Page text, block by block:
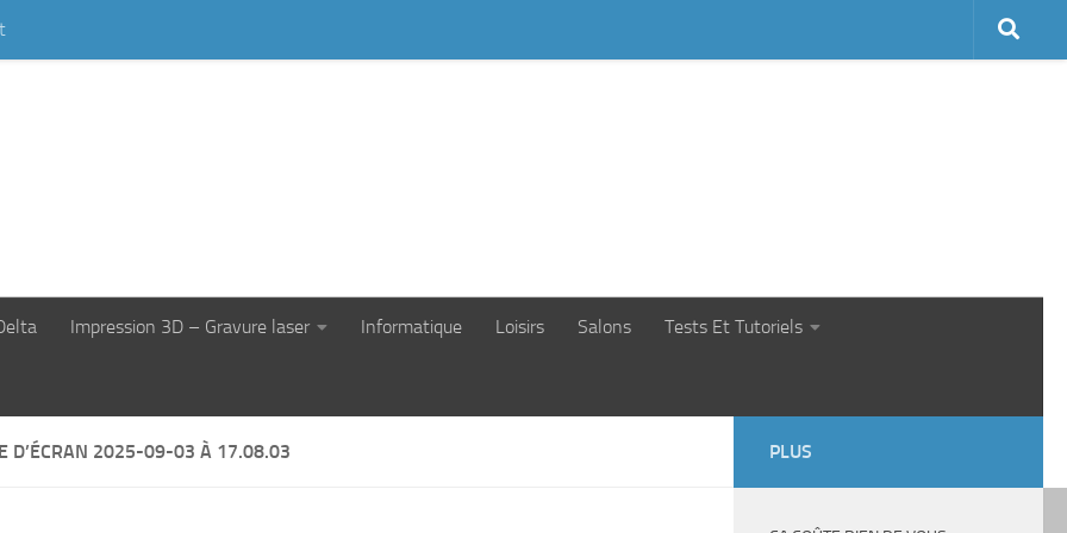
Impression 3D – Gravure laser Informatique Loisirs Salons Tests Et Tutoriels
D’ÉCRAN 2025-09-03 À 17.08.03 PLUS